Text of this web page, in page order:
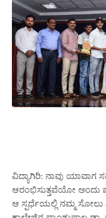
ವಿದ್ಯಾಗಿರಿ: ನಾವು ಯಾವಾಗ
ಆರಂಭಿಸುತ್ತವೆಯೋ ಅಂದು
ಆ ಸ್ಪರ್ಧೆಯಲ್ಲಿ ನಮ್ಮ ಸೋಲು